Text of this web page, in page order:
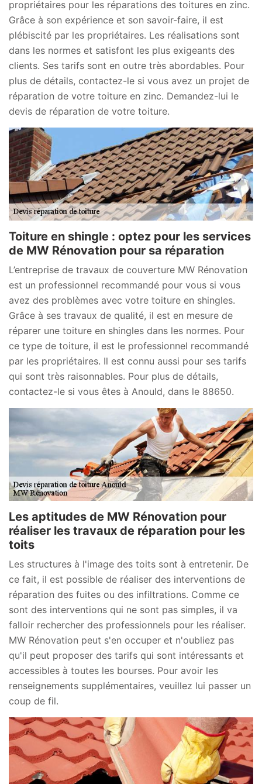
propriétaires pour les réparations des toitures en zinc.
Grâce à son expérience et son savoir-faire, il est
plébiscité par les propriétaires. Les réalisations sont
dans les normes et satisfont les plus exigeants des
clients. Ses tarifs sont en outre très abordables. Pour
plus de détails, contactez-le si vous avez un projet de
réparation de votre toiture en zinc. Demandez-lui le
devis de réparation de votre toiture.
Toiture en shingle : optez pour les services
de MW Rénovation pour sa réparation
L’entreprise de travaux de couverture MW Rénovation
est un professionnel recommandé pour vous si vous
avez des problèmes avec votre toiture en shingles.
Grâce à ses travaux de qualité, il est en mesure de
réparer une toiture en shingles dans les normes. Pour
ce type de toiture, il est le professionnel recommandé
par les propriétaires. Il est connu aussi pour ses tarifs
qui sont très raisonnables. Pour plus de détails,
contactez-le si vous êtes à Anould, dans le 88650.
Les aptitudes de MW Rénovation pour
réaliser les travaux de réparation pour les
toits
Les structures à l'image des toits sont à entretenir. De
ce fait, il est possible de réaliser des interventions de
réparation des fuites ou des infiltrations. Comme ce
sont des interventions qui ne sont pas simples, il va
falloir rechercher des professionnels pour les réaliser.
MW Rénovation peut s'en occuper et n'oubliez pas
qu'il peut proposer des tarifs qui sont intéressants et
accessibles à toutes les bourses. Pour avoir les
renseignements supplémentaires, veuillez lui passer un
coup de fil.